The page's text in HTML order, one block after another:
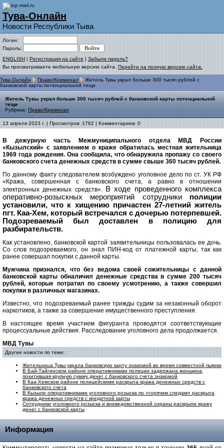
Тува-Онлайн
Новости Республики Тыва
Логин:
Пароль:
ENGLISH | Регистрация на сайте | Забыли пароль?
Вы просматриваете мобильную версию сайта. Перейти на полную версию сайта.
Тува-Онлайн Право/Криминал
Житель Тувы украл больше 300 тысяч рублей с
банковской карты потенциальной тещи
Житель Тувы украл больше 300 тысяч рублей с банковской карты потенциальной
тещи
Рубрика: Право/Криминал
13 апреля 2023 г. | Просмотров: 1782 | Комментариев: 0
В дежурную часть Межмуниципального отдела МВД России
«Кызылский» с заявлением о краже обратилась местная жительница
1969 года рождения. Она сообщила, что обнаружила пропажу со своего
банковского счета денежных средств в сумме свыше 360 тысяч рублей.
По данному факту следователем возбуждено уголовное дело по ст. УК РФ
«Кража, совершенная с банковского счета, а равно в отношении
электронных денежных средств». В ходе проведенного комплекса
оперативно-розыскных мероприятий сотрудники полиции
установили, что к хищению причастен 27-летний житель
пгт. Каа-Хем, который встречался с дочерью потерпевшей.
Подозреваемый был доставлен в полицию для
разбирательств.
Как установлено, банковской картой заявительницы пользовалась ее дочь.
Со слов подозреваемого, он знал ПИН-код от платежной карты, так как
ранее совершал покупки с данной карты.
Мужчина признался, что без ведома своей сожительницы с данной
банковской карты обналичил денежные средства в сумме 200 тысяч
рублей, которые потратил по своему усмотрению, а также совершил
покупки в различных магазинах.
Известно, что подозреваемый ранее трижды судим за незаконный оборот
наркотиков, а также за совершение имущественного преступления.
В настоящее время участием фигуранта проводятся соответствующие
процессуальные действия. Расследование уголовного дела продолжается.
МВД Тувы
Другие новости по теме:
Жительница Тувы украла банковскую карту знакомой во время совместной пьянки
В Бай-Тайгинском районе оперативниками полиции задержана женщина,
похитившая крупную сумму денег с банковского счета знакомой
В Каа-Хемском районе полицейскими раскрыта кража денежных средств с
банковского счета
В Кызыле оперативниками уголовного розыска по «горячим следам» раскрыта
кража денежных средств с кредитной карты
Сотрудники уголовного розыска и вневедомственной охраны раскрыли кражу
денег с банковской карты
Информация